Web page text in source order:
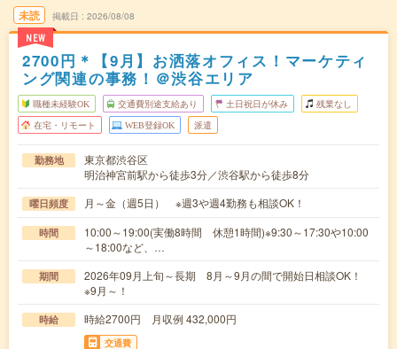
未読
NEW
掲載日 2026/08/08
2700円＊【9月】お洒落オフィス！マーケティ
ング関連の事務！＠渋谷エリア
職種未経験OK 交通費別途支給あり 土日祝日が休み 残業なし
在宅・リモート WEB登録OK 派遣
勤務地
東京都渋谷区
明治神宮前駅から徒歩3分／渋谷駅から徒歩8分
曜日頻度 月～金（週5日） ※週3や週4勤務も相談OK！
時間
10:00～19:00(実働8時間 休憩1時間)※9:30～17:30や10:00
～18:00など、…
期間
2026年09月上旬～長期 8月～9月の間で開始日相談OK！
※9月～！
時給 時給2700円 月収例 432,000円
交通費